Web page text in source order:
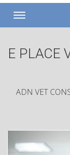
E PLACE
ADN VET